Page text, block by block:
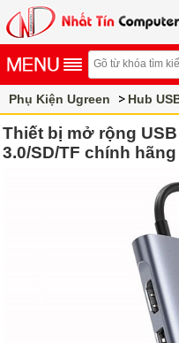
Phụ Kiện Ugreen Hub
Thiết bị mở rộng
3.0/SD/TF chính